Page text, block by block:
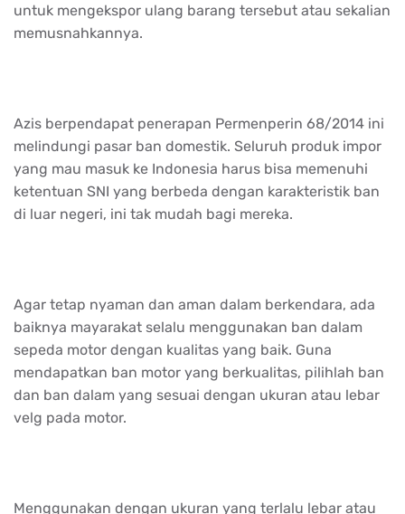
untuk mengekspor ulang barang tersebut atau sekalian
memusnahkannya.
Azis berpendapat penerapan Permenperin 68/2014 ini
melindungi pasar ban domestik. Seluruh produk impor
yang mau masuk ke Indonesia harus bisa memenuhi
ketentuan SNI yang berbeda dengan karakteristik ban
di luar negeri, ini tak mudah bagi mereka.
Agar tetap nyaman dan aman dalam berkendara, ada
baiknya mayarakat selalu menggunakan ban dalam
sepeda motor dengan kualitas yang baik. Guna
mendapatkan ban motor yang berkualitas, pilihlah ban
dan ban dalam yang sesuai dengan ukuran atau lebar
velg pada motor.
Menggunakan dengan ukuran yang terlalu lebar atau